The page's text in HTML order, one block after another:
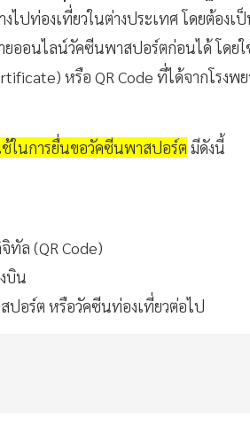
ไปท่องเที่ยวในต่างประเทศ โดยต้องเ
ยออนไลน์วัคซีนพาสปอร์ตก่อนได้ โดย
หรือ QR Code ที่ได้จากโรงพ
ในการยื่นขอวัคซีนพาสปอร์ต มีดังนี้
ทัล (QR Code)
บิน
ปอร์ต หรือวัคซีนท่องเที่ยวต่อไป